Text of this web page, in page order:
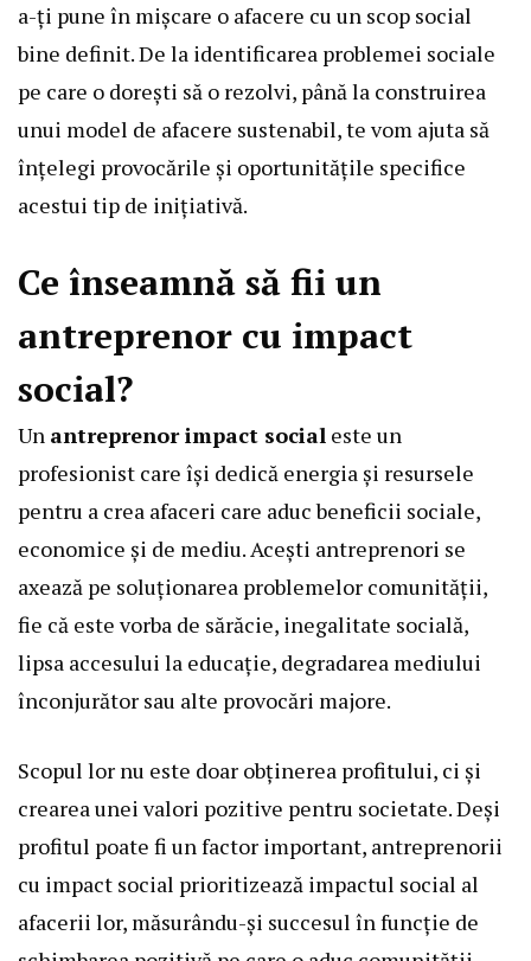
a-ți pune în mișcare o afacere cu un scop social
bine definit. De la identificarea problemei sociale
pe care o dorești să o rezolvi, până la construirea
unui model de afacere sustenabil, te vom ajuta să
înțelegi provocările și oportunitățile specifice
acestui tip de inițiativă.
Ce înseamnă să fii un
antreprenor cu impact
social?
Un antreprenor impact social este un
profesionist care își dedică energia și resursele
pentru a crea afaceri care aduc beneficii sociale,
economice și de mediu. Acești antreprenori se
axează pe soluționarea problemelor comunității,
fie că este vorba de sărăcie, inegalitate socială,
lipsa accesului la educație, degradarea mediului
înconjurător sau alte provocări majore.
Scopul lor nu este doar obținerea profitului, ci și
crearea unei valori pozitive pentru societate. Deși
profitul poate fi un factor important, antreprenorii
cu impact social prioritizează impactul social al
afacerii lor, măsurându-și succesul în funcție de